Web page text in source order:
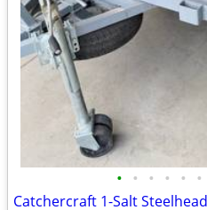
• • • • • •